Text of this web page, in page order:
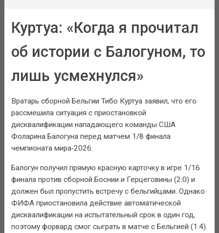
Куртуа: «Когда я прочитал
об истории с Балогуном, то
лишь усмехнулся»
Вратарь сборной Бельгии Тибо Куртуа заявил, что его
рассмешила ситуация с приостановкой
дисквалификации нападающего команды США
Фоларина Балогуна перед матчем 1/8 финала
чемпионата мира‑2026.
Балогун получил прямую красную карточку в игре 1/16
финала против сборной Боснии и Герцеговины (2:0) и
должен был пропустить встречу с бельгийцами. Однако
ФИФА приостановила действие автоматической
дисквалификации на испытательный срок в один год,
поэтому форвард смог сыграть в матче с Бельгией (1:4).